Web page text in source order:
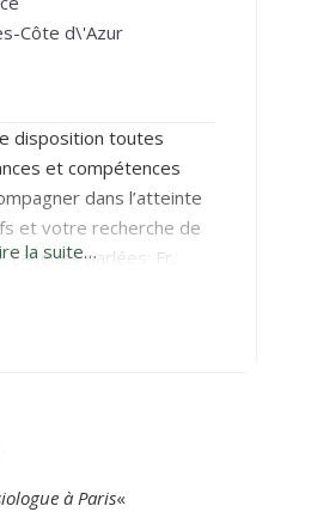
Côte d\'Azur
disposition toutes
et compétences
dans l’atteinte
et votre recherche de
Langues parlées: Fr,
de
j’ai choisi
la suite…
à Paris«